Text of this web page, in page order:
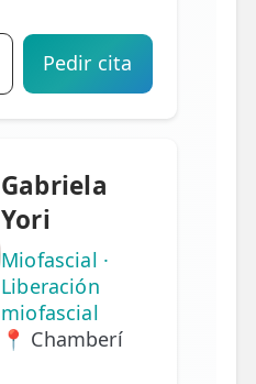
Pedir cita
Gabriela
Yori
Miofascial ·
Liberación
miofascial
📍 Chamberí